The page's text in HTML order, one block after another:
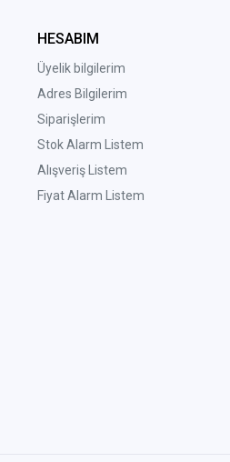
HESABIM
Üyelik bilgilerim
Adres Bilgilerim
Siparişlerim
Stok Alarm Listem
Alışveriş Listem
Fiyat Alarm Listem